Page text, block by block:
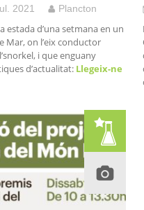
2021 Plancton
estada d’una setmana en un
Mar, on l’eix conductor
i que enguany
d’actualitat: Llegeix-ne